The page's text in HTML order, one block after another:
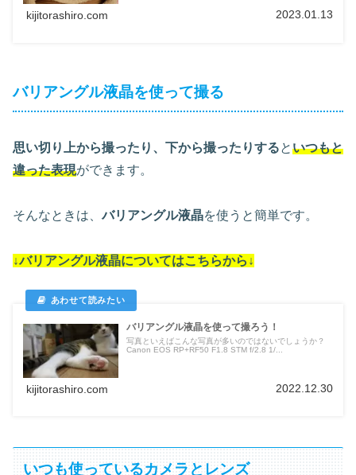
kijitorashiro.com 2023.01.13
バリアングル液晶を使って撮る
思い切り上から撮ったり、下から撮ったりするといつもと
違った表現ができます。
そんなときは、バリアングル液晶を使うと簡単です。
↓バリアングル液晶についてはこちらから↓
バリアングル液晶を使って撮ろう！
写真といえばこんな写真が多いのではないでしょうか？
Canon EOS RP+RF50 F1.8 STM f/2.8 1/...
kijitorashiro.com 2022.12.30
いつも使っているカメラとレンズ